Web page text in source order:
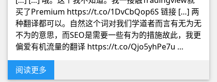
买了Premium https://t.co/1DvCbQop6S 链接 […] 两
种翻译都可以。自然这个词对我们学道者而言有无为无
不为的意思，而SEO是需要一些有为的措施故此，我更
偏爱有机流量的翻译 https://t.co/Qjo5yhPe7u …
阅读更多